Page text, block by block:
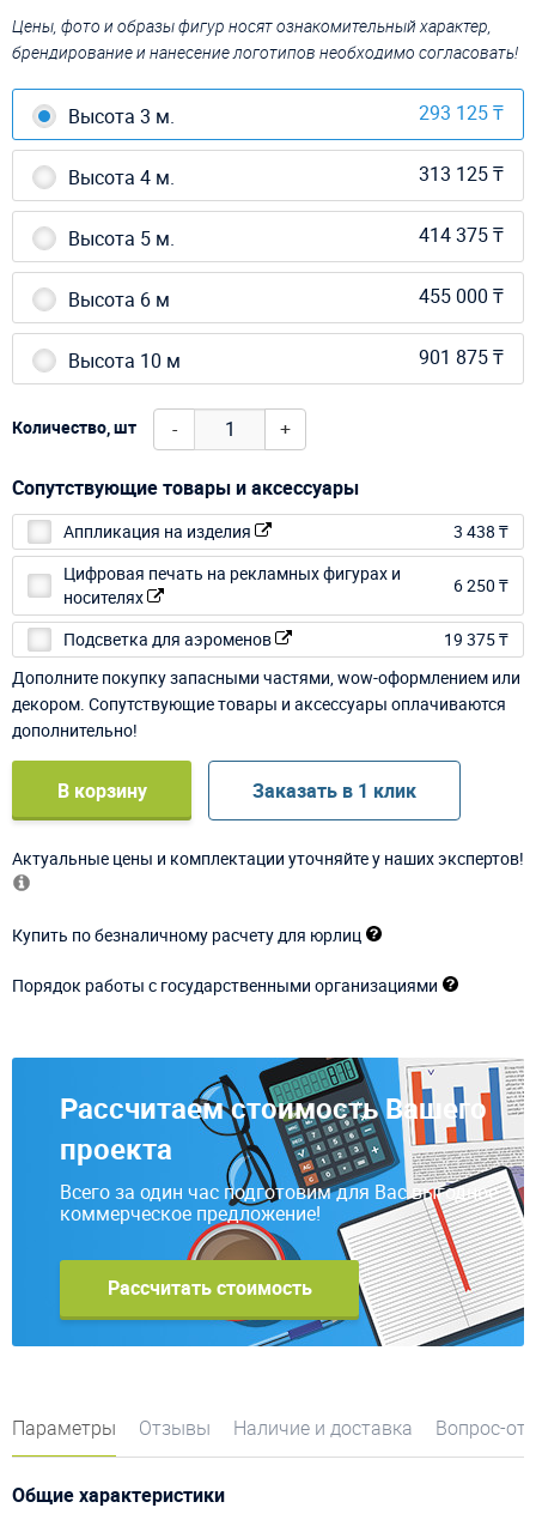
Цены, фото и образы фигур носят ознакомительный характер,
брендирование и нанесение логотипов необходимо согласовать!
Высота 3 м. 293 125 ₸
Высота 4 м. 313 125 ₸
Высота 5 м. 414 375 ₸
Высота 6 м 455 000 ₸
Высота 10 м 901 875 ₸
Количество, шт - +
Сопутствующие товары и аксессуары
Аппликация на изделия
3 438 ₸
Цифровая печать на рекламных фигурах и
носителях
6 250 ₸
Подсветка для аэроменов
19 375 ₸
Дополните покупку запасными частями, wow-оформлением или
декором. Сопутствующие товары и аксессуары оплачиваются
дополнительно!
В корзину Заказать в 1 клик
Актуальные цены и комплектации уточняйте у наших экспертов!
Купить по безналичному расчету для юрлиц
Порядок работы с государственными организациями
Рассчитаем стоимость Вашего
проекта
Всего за один час подготовим для Вас выгодное
коммерческое предложение!
Рассчитать стоимость
Параметры Отзывы Наличие и доставка Вопрос-
Общие характеристики